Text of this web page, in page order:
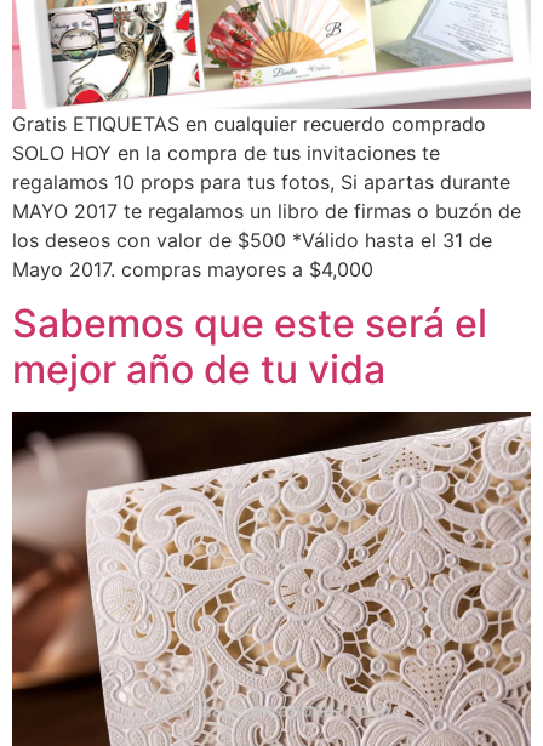
Gratis ETIQUETAS en cualquier recuerdo comprado
SOLO HOY en la compra de tus invitaciones te
regalamos 10 props para tus fotos, Si apartas durante
MAYO 2017 te regalamos un libro de firmas o buzón de
los deseos con valor de $500 *Válido hasta el 31 de
Mayo 2017. compras mayores a $4,000
Sabemos que este será el
mejor año de tu vida